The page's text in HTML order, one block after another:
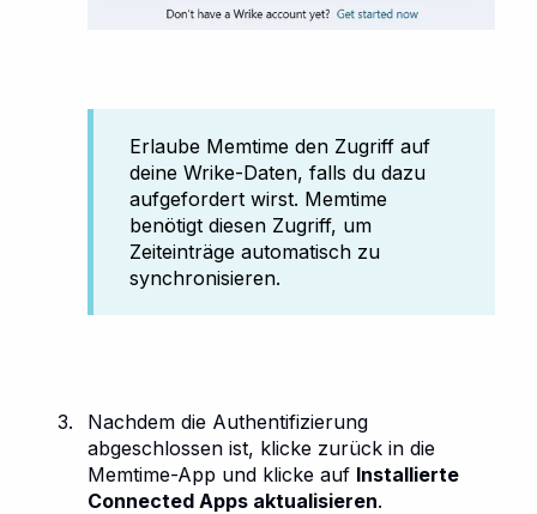
Erlaube Memtime den Zugriff auf
deine Wrike-Daten, falls du dazu
aufgefordert wirst. Memtime
benötigt diesen Zugriff, um
Zeiteinträge automatisch zu
synchronisieren.
Nachdem die Authentifizierung
abgeschlossen ist, klicke zurück in die
Memtime-App und klicke auf Installierte
Connected Apps aktualisieren.